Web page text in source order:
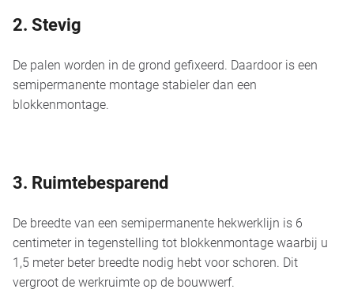
2. Stevig
De palen worden in de grond gefixeerd. Daardoor is een
semipermanente montage stabieler dan een
blokkenmontage.
3. Ruimtebesparend
De breedte van een semipermanente hekwerklijn is 6
centimeter in tegenstelling tot blokkenmontage waarbij u
1,5 meter beter breedte nodig hebt voor schoren. Dit
vergroot de werkruimte op de bouwwerf.